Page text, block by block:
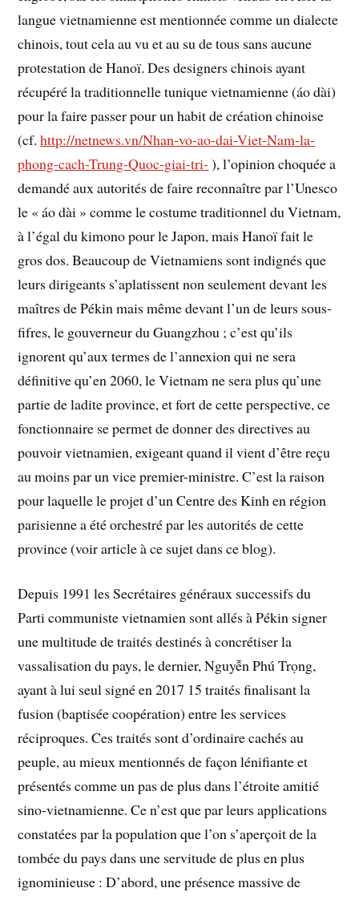
langue vietnamienne est mentionnée comme un dialecte
chinois, tout cela au vu et au su de tous sans aucune
protestation de Hanoï. Des designers chinois ayant
récupéré la traditionnelle tunique vietnamienne (áo dài)
pour la faire passer pour un habit de création chinoise
(cf.http://netnews.vn/Nhan-vo-ao-dai-Viet-Nam-la-
phong-cach-Trung-Quoc-giai-tri- ), l’opinion choquée a
demandé aux autorités de faire reconnaître par l’Unesco
le « áo dài » comme le costume traditionnel du Vietnam,
à l’égal du kimono pour le Japon, mais Hanoï fait le
gros dos. Beaucoup de Vietnamiens sont indignés que
leurs dirigeants s’aplatissent non seulement devant les
maîtres de Pékin mais même devant l’un de leurs sous-
fifres, le gouverneur du Guangzhou ; c’est qu’ils
ignorent qu’aux termes de l’annexion qui ne sera
définitive qu’en 2060, le Vietnam ne sera plus qu’une
partie de ladite province, et fort de cette perspective, ce
fonctionnaire se permet de donner des directives au
pouvoir vietnamien, exigeant quand il vient d’être reçu
au moins par un vice premier-ministre. C’est la raison
pour laquelle le projet d’un Centre des Kinh en région
parisienne a été orchestré par les autorités de cette
province (voir article à ce sujet dans ce blog).
Depuis 1991 les Secrétaires généraux successifs du
Parti communiste vietnamien sont allés à Pékin signer
une multitude de traités destinés à concrétiser la
vassalisation du pays, le dernier, Nguyễn Phú Trọng,
ayant à lui seul signé en 2017 15 traités finalisant la
fusion (baptisée coopération) entre les services
réciproques. Ces traités sont d’ordinaire cachés au
peuple, au mieux mentionnés de façon lénifiante et
présentés comme un pas de plus dans l’étroite amitié
sino-vietnamienne. Ce n’est que par leurs applications
constatées par la population que l’on s’aperçoit de la
tombée du pays dans une servitude de plus en plus
ignominieuse : D’abord, une présence massive de